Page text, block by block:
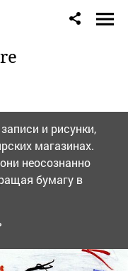
и рисунки,
магазинах.
неосознанно
бумагу в